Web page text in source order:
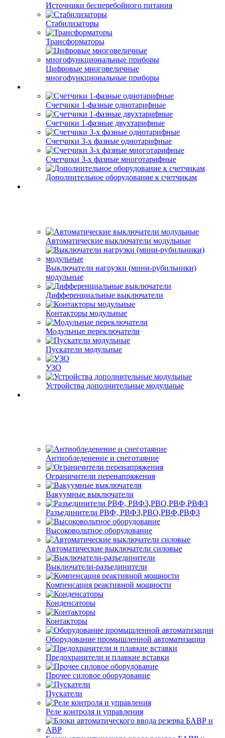
Источники бесперебойного питания
Стабилизаторы
Трансформаторы
Цифровые многовеличные
многофункциональные приборы
Счетчики 1-фазные однотарифные
Счетчики 1-фазные двухтарифные
Счетчики 3-х фазные однотарифные
Счетчики 3-х фазные многотарифные
Дополнительное оборудование к счетчикам
Автоматические выключатели модульные
Выключатели нагрузки (мини-рубильники)
модульные
Дифференциальные выключатели
Контакторы модульные
Модульные переключатели
Пускатели модульные
УЗО
Устройства дополнительные модульные
Антиобледенение и снеготаяние
Ограничители перенапряжения
Вакуумные выключатели
Разъединители РВФ, РВФЗ,РВО,РВФ,РВФЗ
Высоковольтное оборудование
Автоматические выключатели cиловые
Выключатели-разъединители
Компенсация реактивной мощности
Конденсаторы
Контакторы
Оборудование промышленной автоматизации
Предохранители и плавкие вставки
Прочее силовое оборудование
Пускатели
Реле контроля и управления